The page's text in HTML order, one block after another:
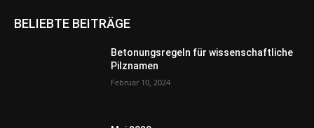
BELIEBTE BEITRÄGE
Betonungsregeln für wissenschaftliche
Pilznamen
Februar 10, 2024